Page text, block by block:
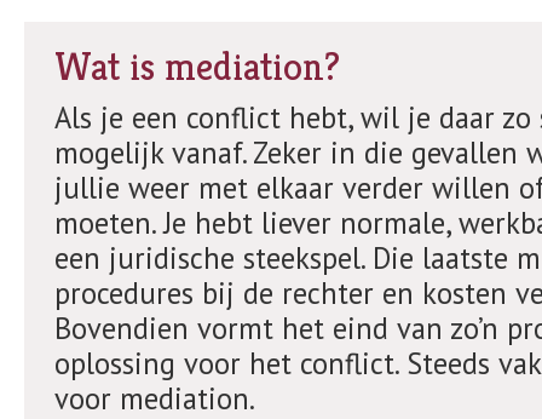
Wat is mediation?
Als je een conflict hebt, wil je daar zo
mogelijk vanaf. Zeker in die gevallen
jullie weer met elkaar verder willen
moeten. Je hebt liever normale,
een juridische steekspel. Die laatste
procedures bij de rechter en kosten
Bovendien vormt het eind van zo’n
oplossing voor het conflict. Steeds
voor mediation.